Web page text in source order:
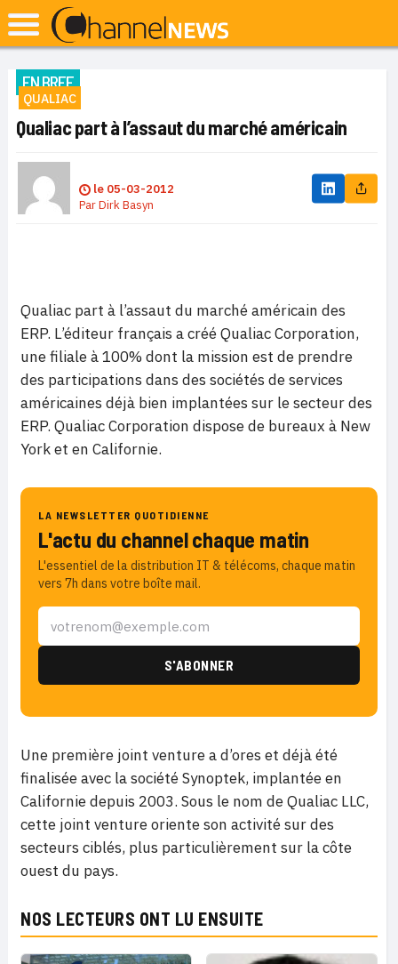
EN BREF
QUALIAC
Qualiac part à l’assaut du marché américain
le 05-03-2012
ParDirk Basyn
Qualiac part à l’assaut du marché américain des
ERP. L’éditeur français a créé Qualiac Corporation,
une filiale à 100% dont la mission est de prendre
des participations dans des sociétés de services
américaines déjà bien implantées sur le secteur des
ERP. Qualiac Corporation dispose de bureaux à New
York et en Californie.
LA NEWSLETTER QUOTIDIENNE
L'actu du channel chaque matin
L'essentiel de la distribution IT & télécoms, chaque matin
vers 7h dans votre boîte mail.
Une première joint venture a d’ores et déjà été
finalisée avec la société Synoptek, implantée en
Californie depuis 2003. Sous le nom de Qualiac LLC,
cette joint venture oriente son activité sur des
secteurs ciblés, plus particulièrement sur la côte
ouest du pays.
NOS LECTEURS ONT LU ENSUITE